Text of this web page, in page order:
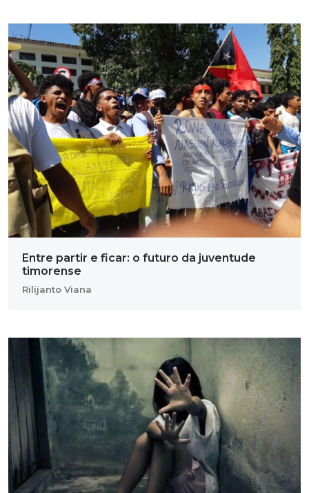
Entre partir e ficar: o futuro da juventude
timorense
Rilijanto Viana